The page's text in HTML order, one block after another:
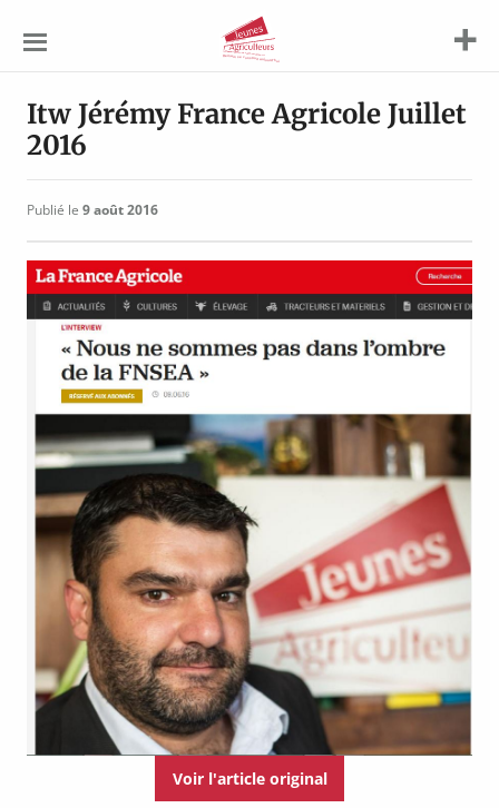
Agriculteurs
Itw Jérémy France Agricole Juillet
2016
Publié le 9 août 2016
Voir l'article original